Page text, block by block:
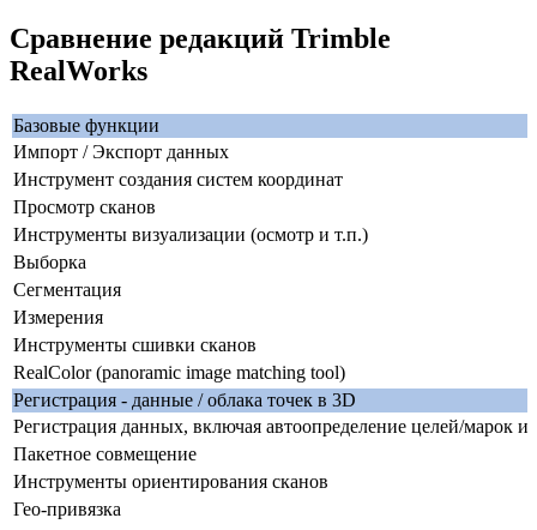
Сравнение редакций Trimble
RealWorks
Базовые функции
Импорт / Экспорт данных
Инструмент создания систем координат
Просмотр сканов
Инструменты визуализации (осмотр и т.п.)
Выборка
Сегментация
Измерения
Инструменты сшивки сканов
RealColor (panoramic image matching tool)
Регистрация - данные / облака точек в 3D
Регистрация данных, включая автоопределение целей/марок и
Пакетное совмещение
Инструменты ориентирования сканов
Гео-привязка